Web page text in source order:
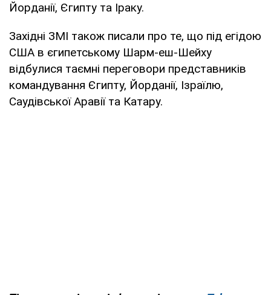
Йорданії, Єгипту та Іраку.
Західні ЗМІ також писали про те, що під егідою
США в єгипетському Шарм-еш-Шейху
відбулися таємні переговори представників
командування Єгипту, Йорданії, Ізраїлю,
Саудівської Аравії та Катару.